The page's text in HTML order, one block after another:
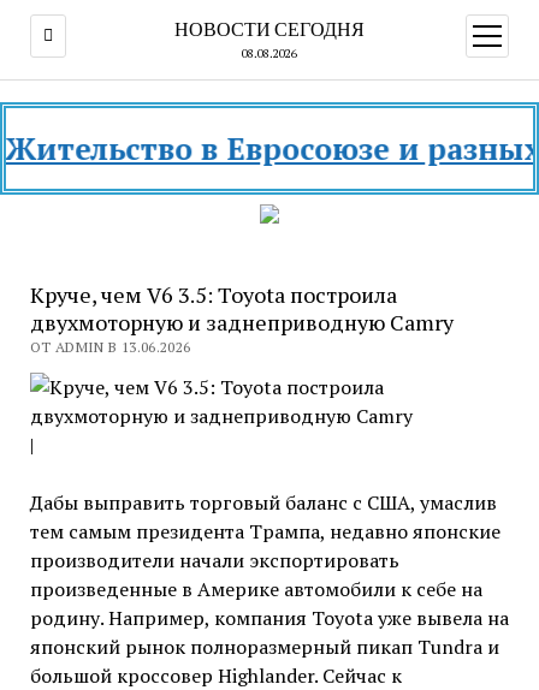
НОВОСТИ СЕГОДНЯ
08.08.2026
меню
в Евросоюзе и разных
Круче, чем V6 3.5: Toyota построила
двухмоторную и заднеприводную Camry
ОТ ADMIN В 13.06.2026
|
Дабы выправить торговый баланс с США, умаслив
тем самым президента Трампа, недавно японские
производители начали экспортировать
произведенные в Америке автомобили к себе на
родину. Например, компания Toyota уже вывела на
японский рынок полноразмерный пикап Tundra и
большой кроссовер Highlander. Сейчас к